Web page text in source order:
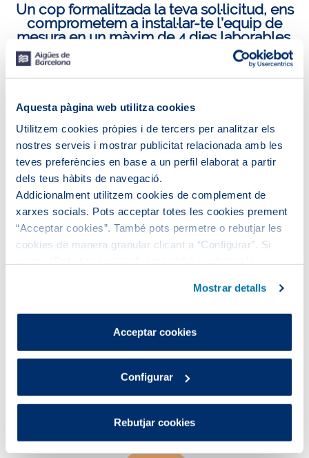
Aquesta pàgina web utilitza cookies
Utilitzem cookies pròpies i de tercers per analitzar els
nostres serveis i mostrar publicitat relacionada amb les
teves preferències en base a un perfil elaborat a partir
dels teus hàbits de navegació.
Addicionalment utilitzem cookies de complement de
xarxes socials. Pots acceptar totes les cookies prement
“Acceptar cookies”. També pots permetre o rebutjar les
cookies de manera granular clicant a “Configurar”. Si
que són indispensables perquè el lloc web funcioni i que,
per tant, no es poden desactivar.
Pots consultar més informació a la nostra
Mostrar detalls
Acceptar cookies
Configurar
Rebutjar cookies
Un cop formalitzada la teva sol·licitud, ens
comprometem a instal·lar-te l’equip de
mesura en un màxim de 4 dies laborables.
Si no és així, et compensarem amb 15
RECLAMACIONS EN UN MÀXIM DE 10 DIES
Ens comprometem a analitzar-les i a respondre’t en un
màxim de 10 dies. Si tardem més, et compensarem
amb 12 euros.
LECTURA DEL COMPTADOR SENSE ERROR
Si la teva factura conté algun error de
lectura, et compensarem amb 15 euros.